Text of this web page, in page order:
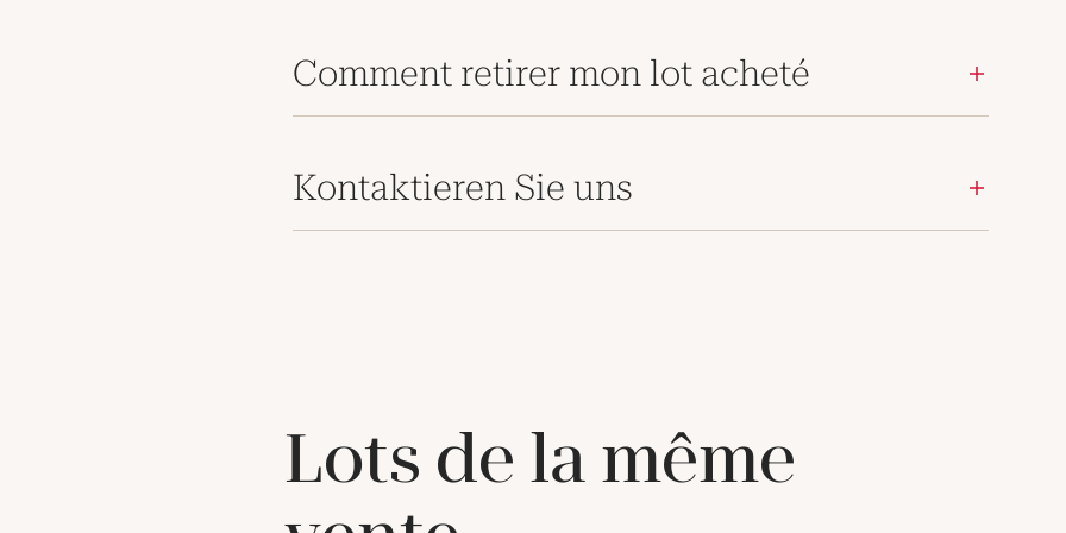
Comment retirer mon lot acheté
Kontaktieren Sie uns
Lots de la même